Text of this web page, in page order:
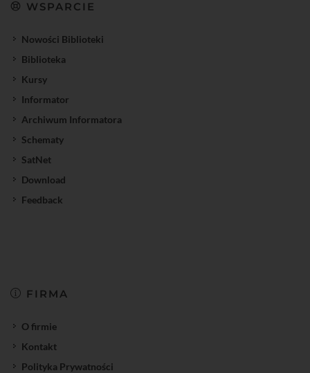
WSPARCIE
Nowości Biblioteki
Biblioteka
Kursy
Informator
Archiwum Informatora
Schematy
SatNet
Download
Feedback
FIRMA
O firmie
Kontakt
Polityka Prywatności